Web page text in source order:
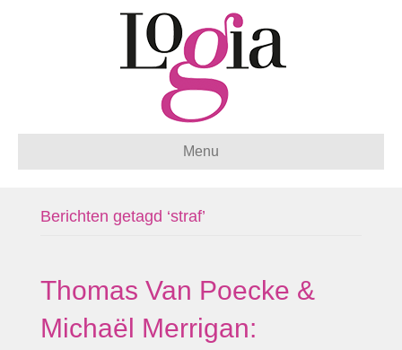
Menu
Berichten getagd ‘straf’
Thomas Van Poecke &
Michaël Merrigan: